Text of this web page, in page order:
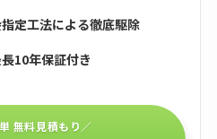
定工法による徹底駆除
10年保証付き
無料見積もり／